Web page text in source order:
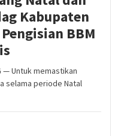
Kabupaten
BBM
— Untuk memastikan
selama periode Natal